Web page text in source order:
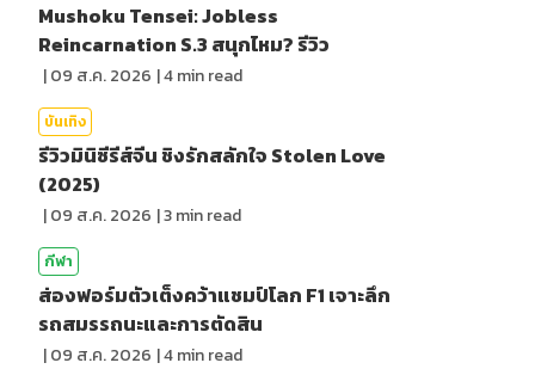
Mushoku Tensei: Jobless
Reincarnation S.3 สนุกไหม? รีวิว
|09 ส.ค. 2026 |4min read
บันเทิง
รีวิวมินิซีรีส์จีน ชิงรักสลักใจ Stolen Love
(2025)
|09 ส.ค. 2026 |3min read
กีฬา
ส่องฟอร์มตัวเต็งคว้าแชมป์โลก F1 เจาะลึก
รถสมรรถนะและการตัดสิน
|09 ส.ค. 2026 |4min read